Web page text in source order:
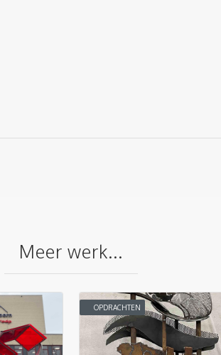
Meer werk...
OPDRACHTEN